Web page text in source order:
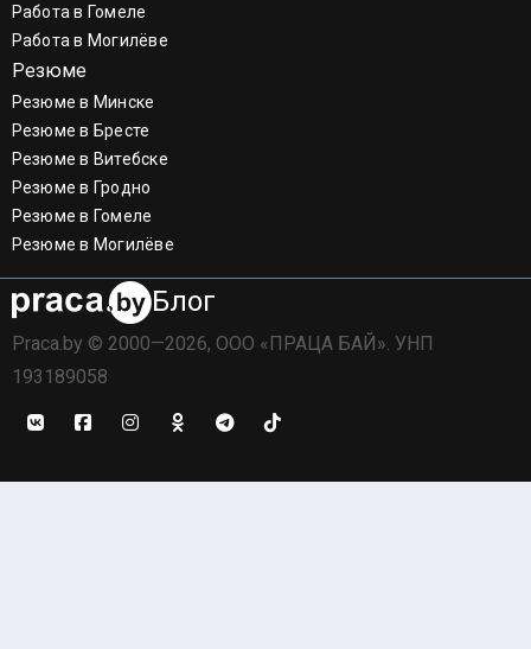
Работа в Гомеле
Работа в Могилёве
Резюме
Резюме в Минске
Резюме в Бресте
Резюме в Витебске
Резюме в Гродно
Резюме в Гомеле
Резюме в Могилёве
Блог
Praca.by © 2000—2026, ООО «ПРАЦА БАЙ». УНП
193189058